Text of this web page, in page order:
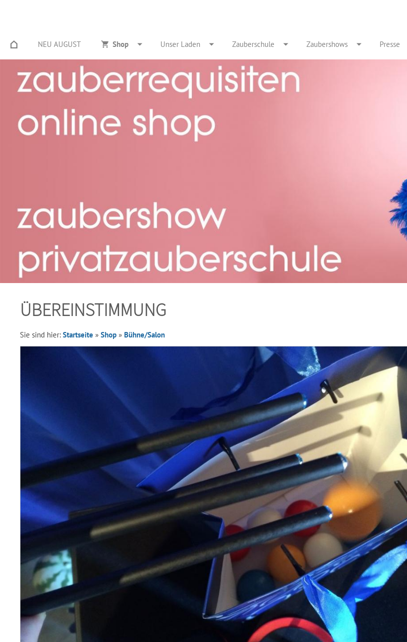
NEU AUGUST Shop Unser Laden Zauberschule Zaubershows Presse
ÜBEREINSTIMMUNG
Sie sind hier: Startseite » Shop » Bühne/Salon